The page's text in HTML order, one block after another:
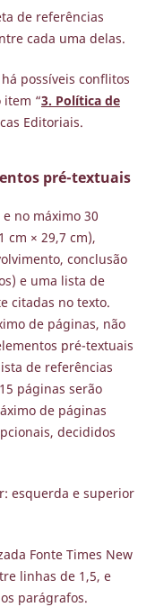
de referências
cada uma delas.
possíveis conflitos
item “3. Política de
Editoriais.
pré-textuais
no máximo 30
cm × 29,7 cm),
conclusão
e uma lista de
citadas no texto.
de páginas, não
pré-textuais
de referências
páginas serão
de páginas
decididos
esquerda e superior
Fonte Times New
linhas de 1,5, e
parágrafos.